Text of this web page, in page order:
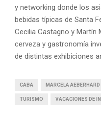
y networking donde los
bebidas típicas de Santa
Cecilia Castagno y Martín
cerveza y gastronomía
de distintas exhibiciones
CABA MARCELA AEBERHARD
TURISMO VACACIONES DE